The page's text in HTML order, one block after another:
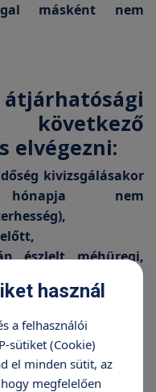
másként nem
elvégezni:
kivizsgálásakor
nem
észlelt méhüregi,
pontosításához.
időpontja: a
belül.
használ
a felhasználói
sütiket (Cookie)
el minden sütit, az
megfelelően